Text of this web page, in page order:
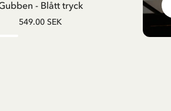
- Blått tryck
549.00 SEK